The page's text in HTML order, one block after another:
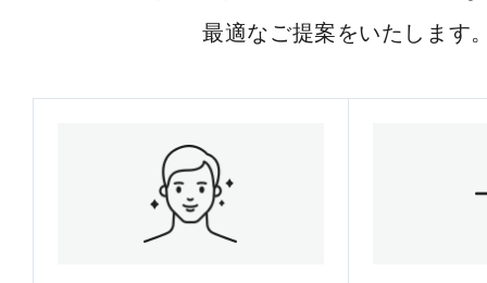
最適なご提案をいたします